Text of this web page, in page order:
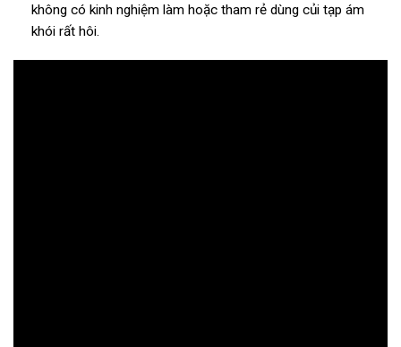
không có kinh nghiệm làm hoặc tham rẻ dùng củi tạp ám
khói rất hôi.